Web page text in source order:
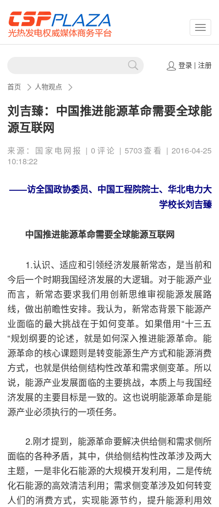
登录| 注册
首页 人物观点
刘吉臻：中国推进能源革命需要全球能
源互联网
来源：国家电网报 | 0评论 | 5703查看 | 2016-04-25
10:18:22
——访全国政协委员、中国工程院院士、华北电力大
学校长刘吉臻
中国推进能源革命需要全球能源互联网
1.认识、适应和引领经济发展新常态，是当前和
今后一个时期我国经济发展的大逻辑。对于能源产业
而言，新常态要求我们用创新思维审视能源发展路
线，做出前瞻性安排。我认为，新常态背景下能源产
业面临的最大挑战在于如何变革。如果借用“十三五
“规划纲要的论述，就是如何深入推进能源革命。能
源革命的核心课题则是转变能源生产方式和能源消费
方式，也就是供给侧结构性改革和需求侧变革。所以
说，能源产业发展面临的主要挑战，本质上与我国经
济发展的主要目标是一致的。这也说明能源革命是能
源产业必须执行的一项任务。
2.刚才提到，能源革命要解决供给侧和需求侧所
面临的各种矛盾，其中，供给侧结构性改革涉及两大
主题，一是非化石能源的大规模开发利用，二是传统
化石能源的高效清洁利用；需求侧变革涉及如何转变
人们的消费方式，实现能源节约，提升能源利用效